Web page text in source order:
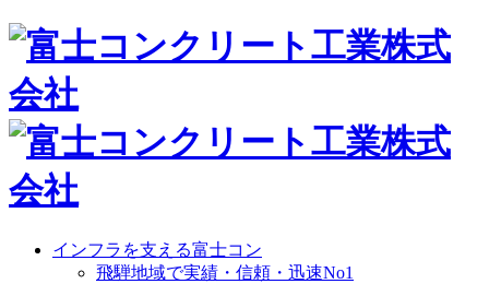
インフラを支える富士コン
飛騨地域で実績・信頼・迅速No1